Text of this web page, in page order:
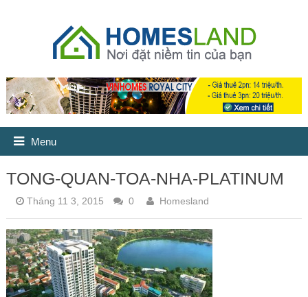
Menu
TONG-QUAN-TOA-NHA-PLATINUM
Tháng 11 3, 2015 0 Homesland